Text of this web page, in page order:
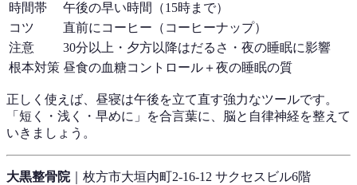
時間帯
午後の早い時間（15時まで）
コツ
直前にコーヒー（コーヒーナップ）
注意
30分以上・夕方以降はだるさ・夜の睡眠に影響
根本対策 昼食の血糖コントロール＋夜の睡眠の質
正しく使えば、昼寝は午後を立て直す強力なツールです。
「短く・浅く・早めに」を合言葉に、脳と自律神経を整えて
いきましょう。
大黒整骨院｜枚方市大垣内町2-16-12 サクセスビル6階